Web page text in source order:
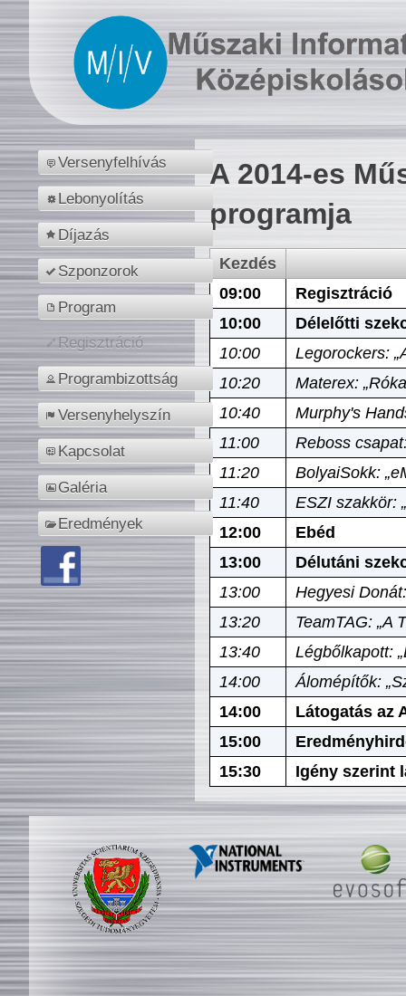
Versenyfelhívás
Lebonyolítás
Díjazás
Szponzorok
Program
Regisztráció
Programbizottság
Versenyhelyszín
Kapcsolat
Galéria
Eredmények
A 2014-es
programja
Kezdés
09:00
Regisztráció
10:00
Délelőtti
10:00
Legorockers:
10:20
Materex:
10:40
Murphy's
11:00
Reboss
11:20
BolyaiSokk:
11:40
ESZI szakkör:
12:00
Ebéd
13:00
Délutáni
13:00
Hegyesi
13:20
TeamTAG: „A
13:40
Légbőlkapott:
14:00
Álomépítők:
14:00
Látogatás az
15:00
15:30
Igény szerint